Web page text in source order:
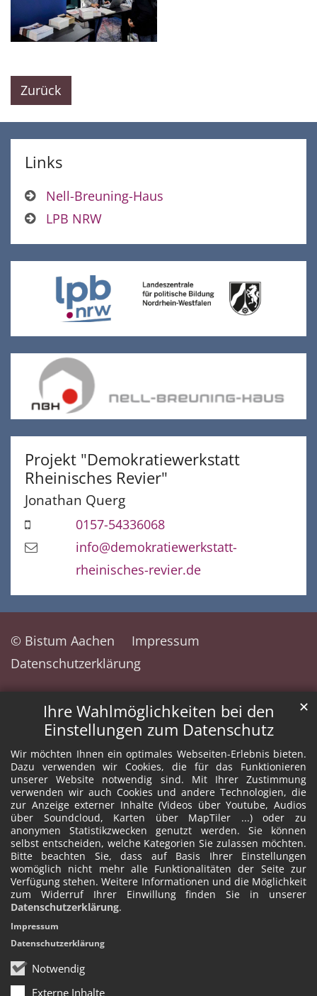
Ihre Wahlmöglichkeiten bei den
Einstellungen zum Datenschutz
Wir möchten Ihnen ein optimales Webseiten-Erlebnis bieten.
Dazu verwenden wir Cookies, die für das Funktionieren
unserer Website notwendig sind. Mit Ihrer Zustimmung
verwenden wir auch Cookies und andere Technologien, die
zur Anzeige externer Inhalte (Videos über Youtube, Audios
über Soundcloud, Karten über MapTiler ...) oder zu
anonymen Statistikzwecken genutzt werden. Sie können
selbst entscheiden, welche Kategorien Sie zulassen möchten.
Bitte beachten Sie, dass auf Basis Ihrer Einstellungen
womöglich nicht mehr alle Funktionalitäten der Seite zur
Verfügung stehen. Weitere Informationen und die Möglichkeit
zum Widerruf Ihrer Einwillung finden Sie in unserer
Datenschutzerklärung.
Notwendig
Externe Inhalte
✕
Impressum
Datenschutzerklärung
Zurück
Links
Nell-Breuning-Haus
LPB NRW
Projekt "Demokratiewerkstatt
Rheinisches Revier"
Jonathan Querg
0157-54336068
info@demokratiewerkstatt-
rheinisches-revier.de
© Bistum Aachen
Impressum
Datenschutzerklärung